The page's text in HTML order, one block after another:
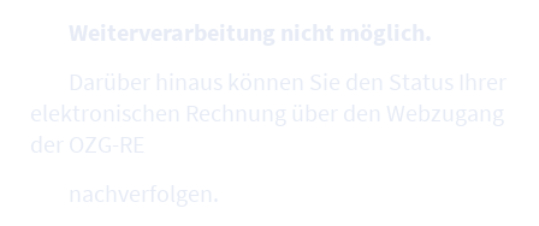
Weiterverarbeitung nicht möglich.
Darüber hinaus können Sie den Status Ihrer
elektronischen Rechnung über den Webzugang
der OZG-RE
nachverfolgen.